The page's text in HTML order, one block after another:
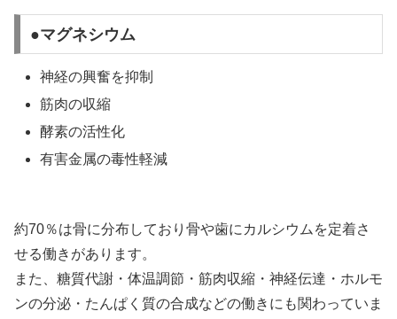
●マグネシウム
神経の興奮を抑制
筋肉の収縮
酵素の活性化
有害金属の毒性軽減
約70％は骨に分布しており骨や歯にカルシウムを定着さ
せる働きがあります。
また、糖質代謝・体温調節・筋肉収縮・神経伝達・ホルモ
ンの分泌・たんぱく質の合成などの働きにも関わっていま